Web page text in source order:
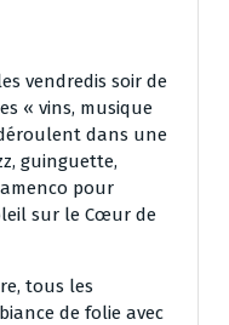
vendredis soir de
« vins, musique
dans une
guinguette,
pour
sur le Cœur de
tous les
de folie avec